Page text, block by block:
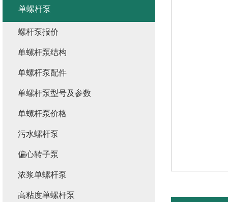
单螺杆泵
螺杆泵报价
单螺杆泵结构
单螺杆泵配件
单螺杆泵型号及参数
单螺杆泵价格
污水螺杆泵
偏心转子泵
浓浆单螺杆泵
高粘度单螺杆泵